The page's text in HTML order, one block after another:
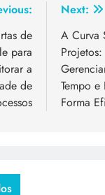
de
para
a
de
Next:
A Curva
Projetos:
Tempo e
Forma